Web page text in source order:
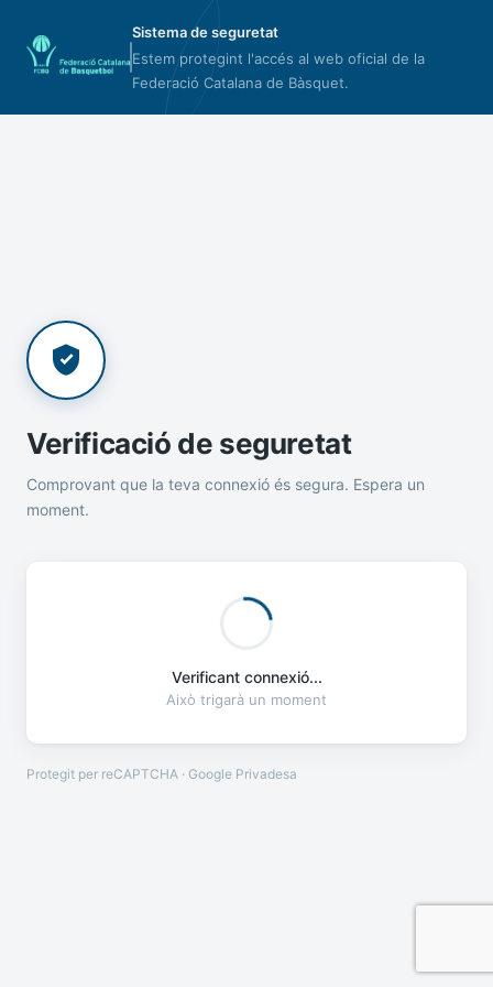
Sistema de seguretat
Estem protegint l'accés al web oficial de la
Federació Catalana de Bàsquet.
Verificació de seguretat
Comprovant que la teva connexió és segura. Espera un
moment.
Verificant connexió...
Això trigarà un moment
Protegit per reCAPTCHA · Google Privadesa